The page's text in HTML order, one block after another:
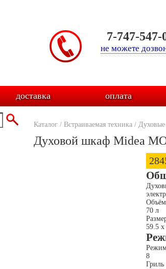
7-747-547-
не можете
доставка оплата
Каталог / Встраиваемая техника /
Духовой шкаф Midea
Объём
70 л
59.5
8
Гриль